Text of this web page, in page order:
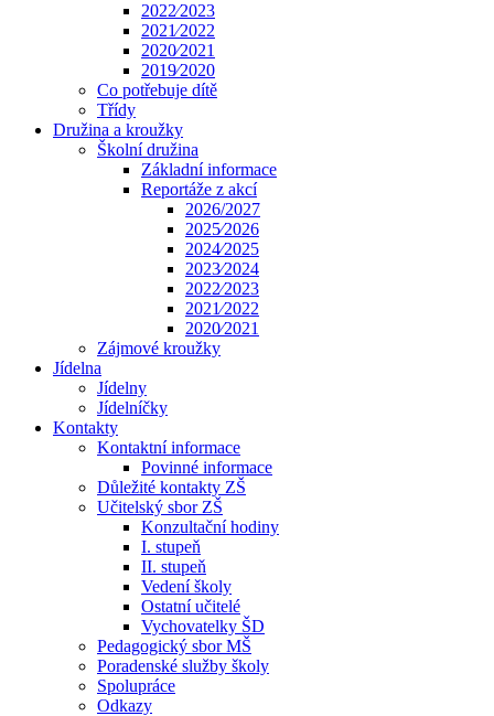
2022⁄2023
2021⁄2022
2020⁄2021
2019⁄2020
Co potřebuje dítě
Třídy
Družina a kroužky
Školní družina
Základní informace
Reportáže z akcí
2026/2027
2025⁄2026
2024⁄2025
2023⁄2024
2022⁄2023
2021⁄2022
2020⁄2021
Zájmové kroužky
Jídelna
Jídelny
Jídelníčky
Kontakty
Kontaktní informace
Povinné informace
Důležité kontakty ZŠ
Učitelský sbor ZŠ
Konzultační hodiny
I. stupeň
II. stupeň
Vedení školy
Ostatní učitelé
Vychovatelky ŠD
Pedagogický sbor MŠ
Poradenské služby školy
Spolupráce
Odkazy